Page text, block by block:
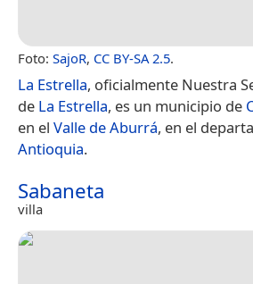
Foto: SajoR, CC BY-SA 2.5.
La Estrella, oficialmente Nuestra
de La Estrella, es un municipio de
en el Valle de Aburrá, en el
Antioquia.
Sabaneta
villa